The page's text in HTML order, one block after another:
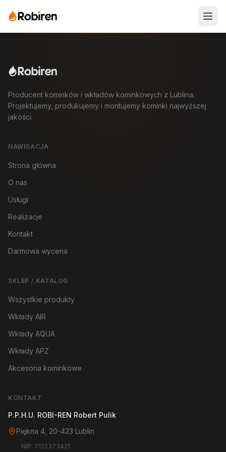
Producent kominków i wkładów kominkowych z Lublina.
Projektujemy, produkujemy i montujemy kominki najwyższej
jakości.
NAWIGACJA
Strona główna
O nas
Usługi
Realizacje
Kontakt
Darmowa wycena
SKLEP / KATALOG
Wszystkie produkty
Wkłady AIR
Wkłady AQUA
Wkłady APZ
Akcesoria kominkowe
KONTAKT
P.P.H.U. ROBI-REN Robert Pulik
Piękna 4, 20-423 Lublin
NIP: 7122373421